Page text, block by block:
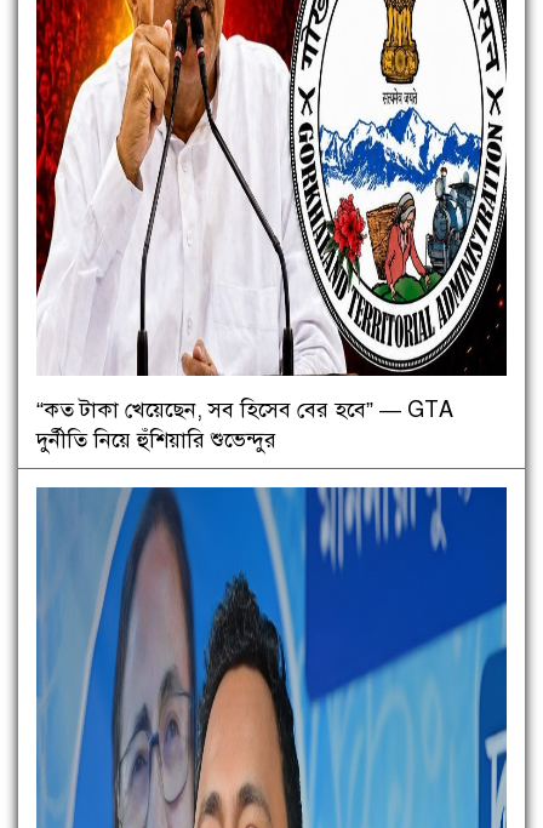
“কত টাকা খেয়েছেন, সব হিসেব বের হবে” — GTA
দুর্নীতি নিয়ে হুঁশিয়ারি শুভেন্দুর